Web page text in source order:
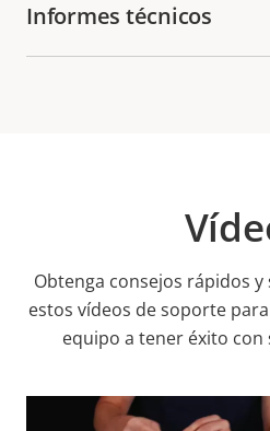
Informes técnicos
Obtenga consejos rápidos
estos vídeos de soporte
equipo a tener éxito con